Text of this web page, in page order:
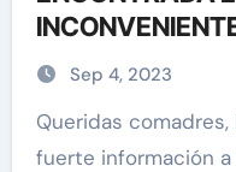
‘MIRA QUIEN
Sep 4, 2023
Queridas comadres, lamentablemente llegó una
fuerte información